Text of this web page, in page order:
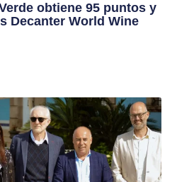
obtiene 95 puntos y
Decanter World Wine